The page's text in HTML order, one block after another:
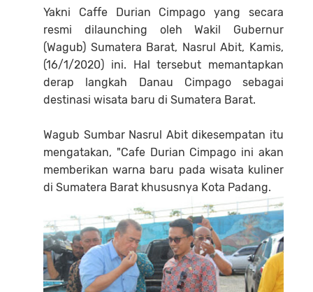
Yakni Caffe Durian Cimpago yang secara
resmi dilaunching oleh Wakil Gubernur
(Wagub) Sumatera Barat, Nasrul Abit, Kamis,
(16/1/2020) ini. Hal tersebut memantapkan
derap langkah Danau Cimpago sebagai
destinasi wisata baru di Sumatera Barat.
Wagub Sumbar Nasrul Abit dikesempatan itu
mengatakan, "Cafe Durian Cimpago ini akan
memberikan warna baru pada wisata kuliner
di Sumatera Barat khususnya Kota Padang.